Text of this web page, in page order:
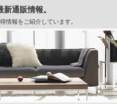
通販情報。
情報をご紹介しています。